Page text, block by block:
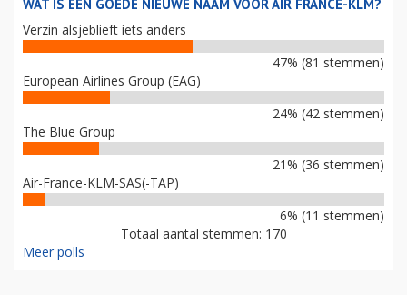
WAT IS EEN GOEDE NIEUWE NAAM VOOR AIR FRANCE-KLM?
Verzin alsjeblieft iets anders
47% (81 stemmen)
European Airlines Group (EAG)
24% (42 stemmen)
The Blue Group
21% (36 stemmen)
Air-France-KLM-SAS(-TAP)
6% (11 stemmen)
Totaal aantal stemmen: 170
Meer polls